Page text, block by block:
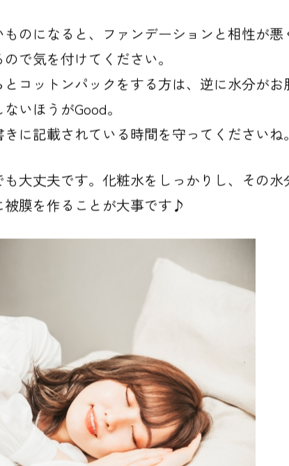
のになると、ファンデーションと相性が
で気を付けてください。
コットンパックをする方は、逆に水分がお
いほうがGood。
に記載されている時間を守ってくださいね。
大丈夫です。化粧水をしっかりし、その
被膜を作ることが大事です♪